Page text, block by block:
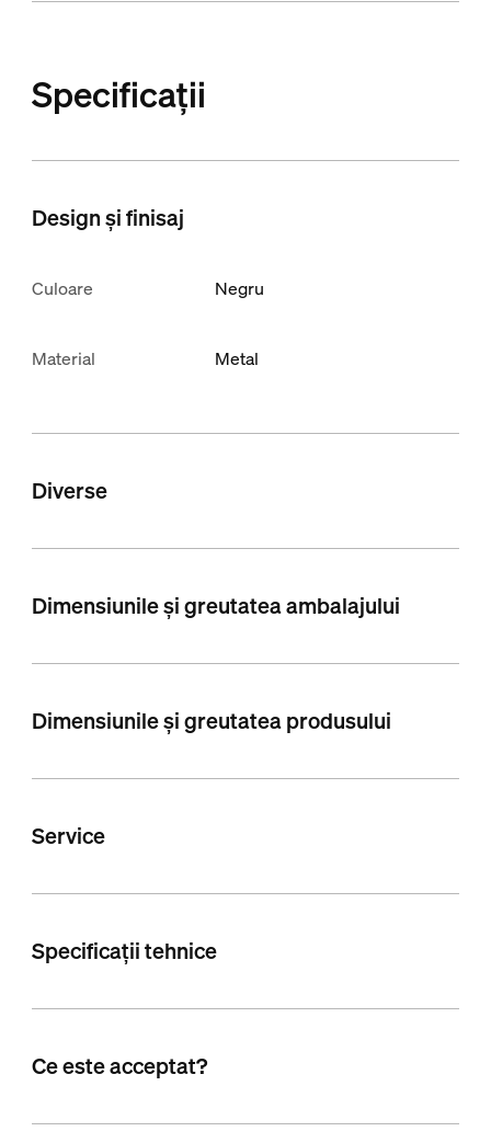
Specificații
Design și finisaj
Culoare Negru
Material Metal
Diverse
Dimensiunile și greutatea ambalajului
Dimensiunile și greutatea produsului
Service
Specificații tehnice
Ce este acceptat?